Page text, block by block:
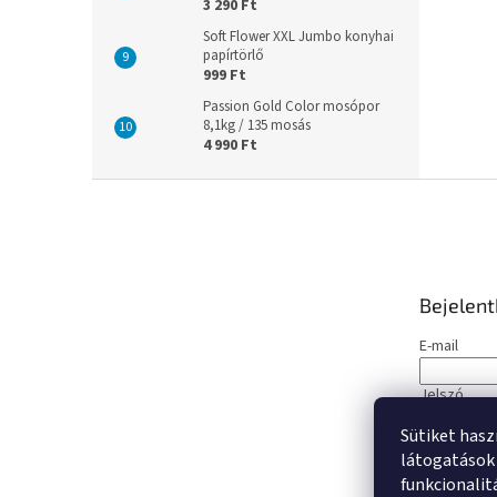
Sütiket
3 290 Ft
Soft Flower XXL Jumbo konyhai
papírtörlő
999 Ft
Passion Gold Color mosópor
8,1kg / 135 mosás
4 990 Ft
E-mail
Jelszó
Új